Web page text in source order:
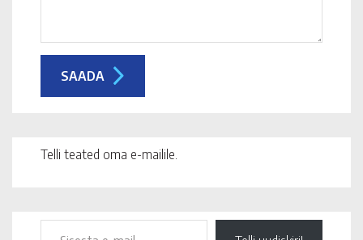
Telli teated oma e-mailile.